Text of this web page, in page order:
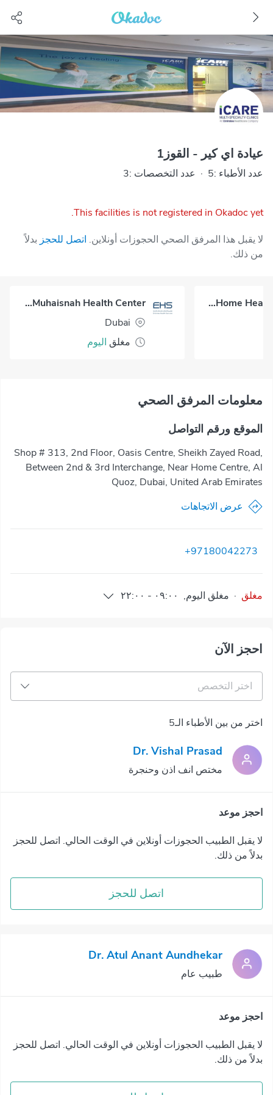
عيادة اي كير - القوز1
عدد الأطباء :5 · عدد التخصصات :3
This facilities is not registered in Okadoc yet.
لا يقبل هذا المرفق الصحي الحجوزات أونلاين. اتصل للحجز بدلاً
من ذلك.
Al Muhaisnah Health Center
Dubai
مغلق اليوم
Okadoc Home Healthcare - Dubai
معلومات المرفق الصحي
الموقع ورقم التواصل
Shop # 313, 2nd Floor, Oasis Centre, Sheikh Zayed Road,
Between 2nd & 3rd Interchange, Near Home Centre, Al
Quoz, Dubai, United Arab Emirates
عرض الاتجاهات
+97180042273
مغلق · مغلق اليوم, ٠٩:٠٠ - ٢٢:٠٠
احجز الآن
اختر التخصص
اختر من بين الأطباء الـ5
Dr. Vishal Prasad
مختص انف اذن وحنجرة
احجز موعد
لا يقبل الطبيب الحجوزات أونلاين في الوقت الحالي. اتصل للحجز
بدلاً من ذلك.
اتصل للحجز
Dr. Atul Anant Aundhekar
طبيب عام
احجز موعد
لا يقبل الطبيب الحجوزات أونلاين في الوقت الحالي. اتصل للحجز
بدلاً من ذلك.